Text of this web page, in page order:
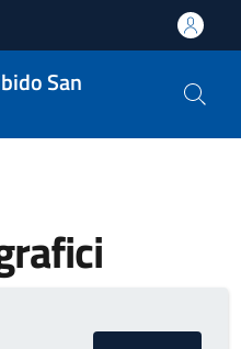
San